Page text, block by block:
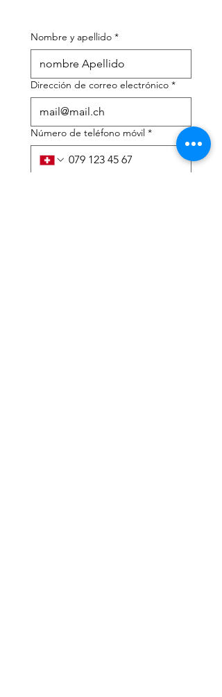
Nombre y apellido *
Dirección de correo electrónico *
Número de teléfono móvil *